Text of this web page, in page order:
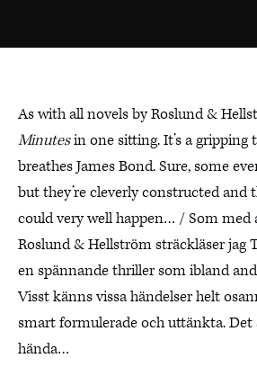
As with all novels by Roslund &
Minutesin one sitting. It’s a
breathes James Bond. Sure, some
but they’re cleverly constructed and
could very well happen… / Som med
Roslund & Hellström sträckläser jag
en spännande thriller som ibland
Visst känns vissa händelser helt
smart formulerade och uttänkta.
hända…